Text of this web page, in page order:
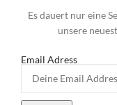
Es dauert nur eine
unsere
Email Adress